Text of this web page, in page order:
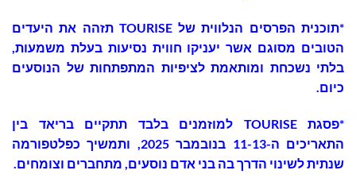
*תוכנית הפרסים הנלווית של TOURISE תזהה את היעדים
הטובים מסוגם אשר יעניקו חווית נסיעות בעלת משמעות,
בלתי נשכחת ומותאמת לציפיות המתפתחות של הנוסעים
כיום.
*פסגת TOURISE
למוזמנים בלבד תתקיים בריאד בין
התאריכים ה-11-13 בנובמבר 2025,
ותמשיך כפלטפורמה
שנתית לשינוי הדרך בה בני אדם נוסעים, מתחברים וצומחים.